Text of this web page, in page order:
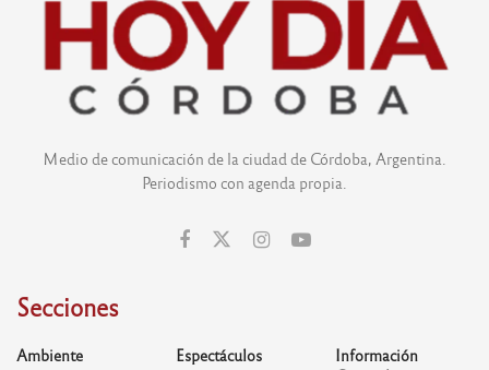
Medio de comunicación de la ciudad de Córdoba, Argentina.
Periodismo con agenda propia.
Secciones
Ambiente
Espectáculos
Información